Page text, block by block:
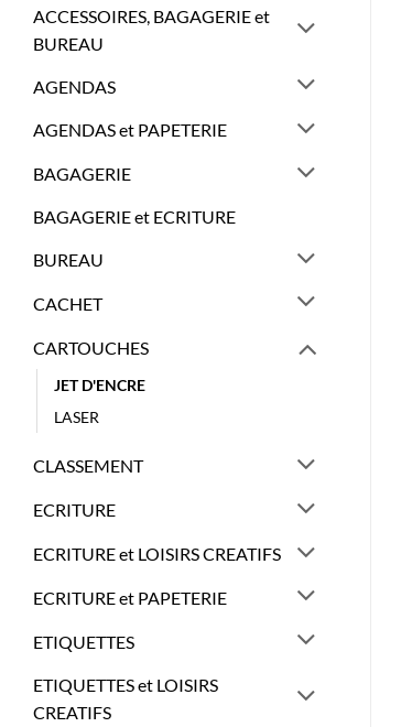
ACCESSOIRES, BAGAGERIE et
BUREAU
AGENDAS
AGENDAS et PAPETERIE
BAGAGERIE
BAGAGERIE et ECRITURE
BUREAU
CACHET
CARTOUCHES
JET D'ENCRE
LASER
CLASSEMENT
ECRITURE
ECRITURE et LOISIRS CREATIFS
ECRITURE et PAPETERIE
ETIQUETTES
ETIQUETTES et LOISIRS
CREATIFS